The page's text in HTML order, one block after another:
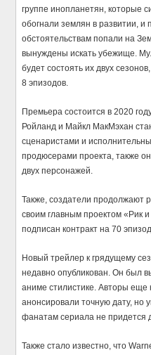
группе инопланетян, которые
обогнали землян в развитии, и
обстоятельствам попали на
вынуждены искать убежище.
будет состоять их двух
8 эпизодов.
Премьера состоится в 2020
Ройланд и Майкл МакМэхан
сценаристами и
продюсерами проекта, также
двух персонажей.
Также, создатели продолжают
своим главным проектом «Рик
подписан контракт на 70
Новый трейлер к грядущему
недавно опубликован. Он был
аниме стилистике. Авторы еще
анонсировали точную дату, но
фанатам сериала не придется
Также стало известно, что